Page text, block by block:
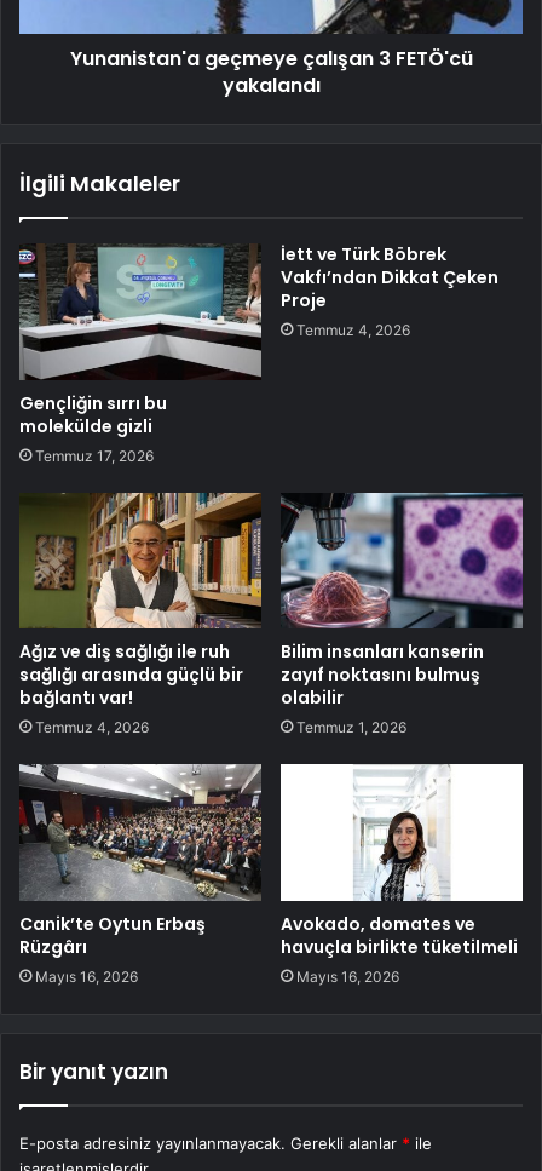
Yunanistan'a geçmeye çalışan 3 FETÖ'cü
yakalandı
İlgili Makaleler
Gençliğin sırrı bu
molekülde gizli
Temmuz 17, 2026
İett ve Türk Böbrek
Vakfı’ndan Dikkat Çeken
Proje
Temmuz 4, 2026
Ağız ve diş sağlığı ile ruh
sağlığı arasında güçlü bir
bağlantı var!
Temmuz 4, 2026
Bilim insanları kanserin
zayıf noktasını bulmuş
olabilir
Temmuz 1, 2026
Canik’te Oytun Erbaş
Rüzgârı
Mayıs 16, 2026
Avokado, domates ve
havuçla birlikte tüketilmeli
Mayıs 16, 2026
Bir yanıt yazın
E-posta adresiniz yayınlanmayacak. Gerekli alanlar * ile